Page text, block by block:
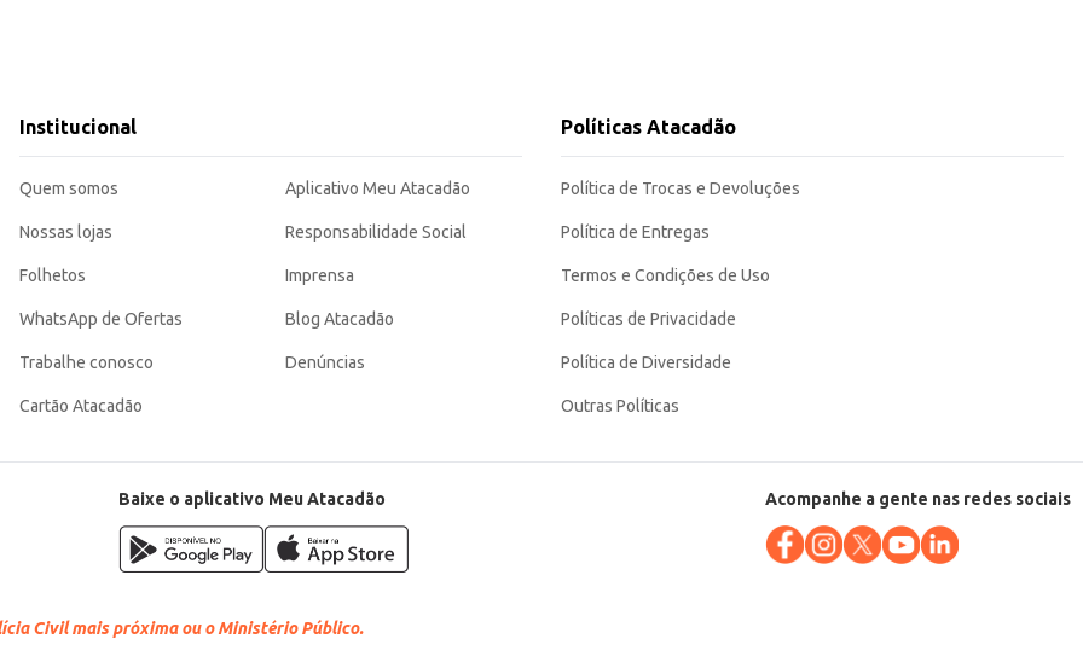
eficiente para quem busca um produto de qualidade, seja para revenda ou consumo próprio. Sua embalagem individual garante a conservação e o
Institucional
Quem somos
Nossas lojas
Folhetos
WhatsApp de Ofertas
Trabalhe conosco
Cartão Atacadão
Aplicativo Meu Atacadão
Responsabilidade Social
Imprensa
Blog Atacadão
Denúncias
Políticas Atacadão
Política de Trocas e Devoluções
Política de Entregas
Termos e Condições de Uso
Políticas de Privacidade
Política de Diversidade
Outras Políticas
Baixe o aplicativo Meu Atacadão Acompanhe a gente nas redes sociais
Civil mais próxima ou o Ministério Público.